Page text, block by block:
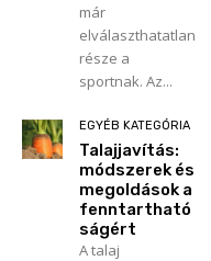
már
elválaszthatatlan
része a
sportnak. Az...
EGYÉB KATEGÓRIA
Talajjavítás:
módszerek és
megoldások a
fenntartható
ságért
A talaj